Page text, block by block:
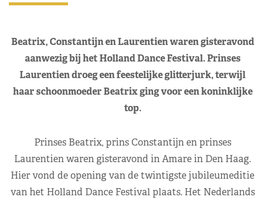
Beatrix, Constantijn en Laurentien waren gisteravond
aanwezig bij het Holland Dance Festival. Prinses
Laurentien droeg een feestelijke glitterjurk, terwijl
haar schoonmoeder Beatrix ging voor een koninklijke
top.
Prinses Beatrix, prins Constantijn en prinses
Laurentien waren gisteravond in Amare in Den Haag.
Hier vond de opening van de twintigste jubileumeditie
van het Holland Dance Festival plaats. Het Nederlands